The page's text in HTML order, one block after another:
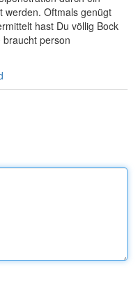
werden. Oftmals genügt
hast Du völlig Bock
person